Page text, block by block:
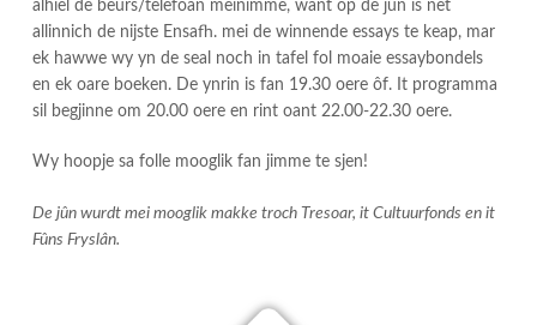
alhiel de beurs/telefoan meinimme, want op de jûn is net
allinnich de nijste Ensafh. mei de winnende essays te keap, mar
ek hawwe wy yn de seal noch in tafel fol moaie essaybondels
en ek oare boeken. De ynrin is fan 19.30 oere ôf. It programma
sil begjinne om 20.00 oere en rint oant 22.00-22.30 oere.
Wy hoopje sa folle mooglik fan jimme te sjen!
De jûn wurdt mei mooglik makke troch Tresoar, it Cultuurfonds en it
Fûns Fryslân.